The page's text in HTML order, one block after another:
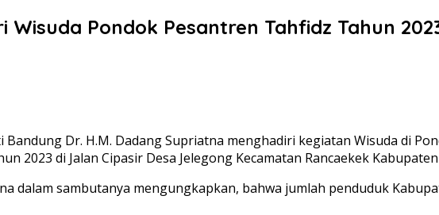
Wisuda Pondok Pesantren Tahfidz Tahun
Bandung Dr. H.M. Dadang Supriatna menghadiri kegiatan Wisuda di
2023 di Jalan Cipasir Desa Jelegong Kecamatan Rancaekek
dalam sambutanya mengungkapkan, bahwa jumlah penduduk